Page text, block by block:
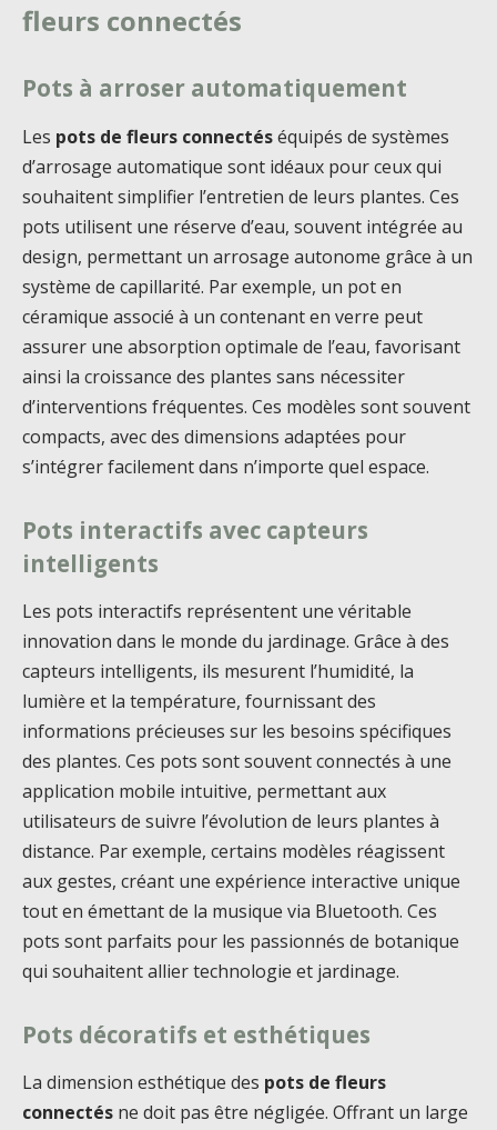
fleurs connectés
Pots à arroser automatiquement
Les pots de fleurs connectéséquipés de systèmes
d’arrosage automatique sont idéaux pour ceux qui
souhaitent simplifier l’entretien de leurs plantes. Ces
pots utilisent une réserve d’eau, souvent intégrée au
design, permettant un arrosage autonome grâce à un
système de capillarité. Par exemple, un pot en
céramique associé à un contenant en verre peut
assurer une absorption optimale de l’eau, favorisant
ainsi la croissance des plantes sans nécessiter
d’interventions fréquentes. Ces modèles sont souvent
compacts, avec des dimensions adaptées pour
s’intégrer facilement dans n’importe quel espace.
Pots interactifs avec capteurs
intelligents
Les pots interactifs représentent une véritable
innovation dans le monde du jardinage. Grâce à des
capteurs intelligents, ils mesurent l’humidité, la
lumière et la température, fournissant des
informations précieuses sur les besoins spécifiques
des plantes. Ces pots sont souvent connectés à une
application mobile intuitive, permettant aux
utilisateurs de suivre l’évolution de leurs plantes à
distance. Par exemple, certains modèles réagissent
aux gestes, créant une expérience interactive unique
tout en émettant de la musique via Bluetooth. Ces
pots sont parfaits pour les passionnés de botanique
qui souhaitent allier technologie et jardinage.
Pots décoratifs et esthétiques
La dimension esthétique des pots de fleurs
connectés ne doit pas être négligée. Offrant un large